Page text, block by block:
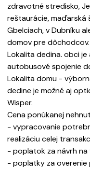
zdravotné stredisko,
reštaurácie, maďarská
Gbelciach, v Dubníku
domov pre dôchodcov.
Lokalita dedina. obci
autobusové spojenie
Lokalita domu -
dedine je možné aj
Wisper.
Cena ponúkanej
- vypracovanie
realizáciu celej
- poplatok za návrh
- poplatky za overenie